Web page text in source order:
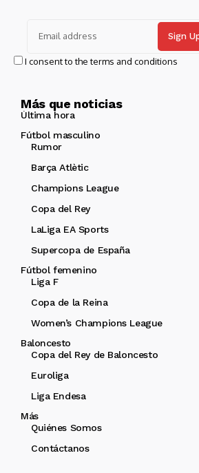
I consent to the terms and conditions
Más que noticias
Última hora
Fútbol masculino
Rumor
Barça Atlètic
Champions League
Copa del Rey
LaLiga EA Sports
Supercopa de España
Fútbol femenino
Liga F
Copa de la Reina
Women’s Champions League
Baloncesto
Copa del Rey de Baloncesto
Euroliga
Liga Endesa
Más
Quiénes Somos
Contáctanos